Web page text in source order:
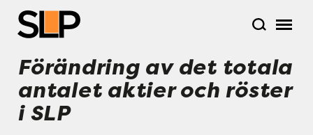
Förändring av det totala
antalet aktier och röster
i SLP